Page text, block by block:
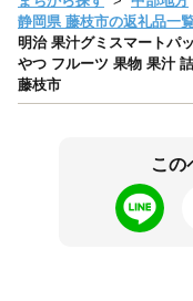
静岡県 藤枝市の返礼品一
明治 果汁グミスマートパ
やつ フルーツ 果物 果汁
藤枝市
この